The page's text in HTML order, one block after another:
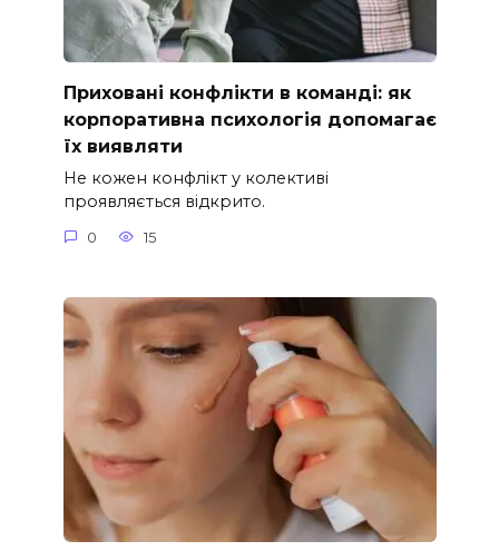
Приховані конфлікти в команді: як
корпоративна психологія допомагає
їх виявляти
Не кожен конфлікт у колективі
проявляється відкрито.
0 15